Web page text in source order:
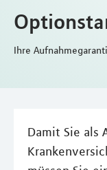
Ihre
Damit Sie als